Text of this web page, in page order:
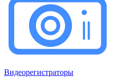
Видеорегистраторы